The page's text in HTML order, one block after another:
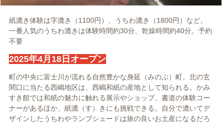
紙漉き体験は字漉き（1100円）、うちわ漉き（1800円）など。
一番人気のうちわ漉きは体験時間約30分、乾燥時間約40分。予約
不要
2025年4月18日オープン
町の中央に富士川が流れる自然豊かな身延（みのぶ）町。北の玄
関口に当たる西嶋地区は、西嶋和紙の産地として知られる。かみ
すき館では和紙の魅力に触れる展示やショップ、書道の体験コー
ナーがあるほか、紙漉（す）きにも挑戦できる。自分で漉いてデ
ザインしたうちわやランプシェードは旅の良いお土産になるだろ